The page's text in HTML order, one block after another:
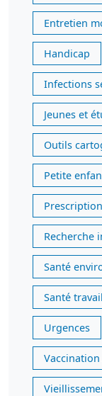
Entretien
Handicap
Infections
Jeunes et
Outils
Petite
Recherche
Santé
Santé travail
Urgences